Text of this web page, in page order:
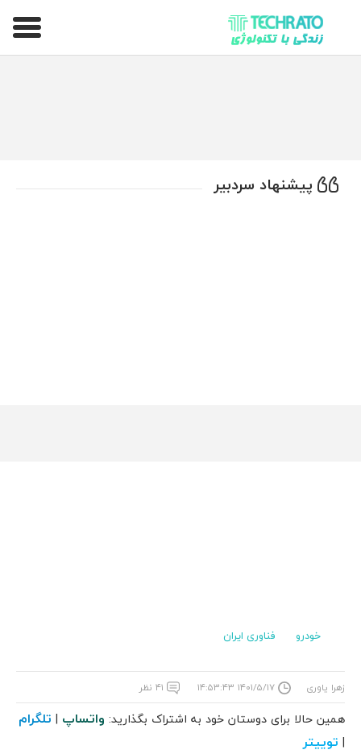
تکراتو – زندگی با تکنولوژی
پیشنهاد سردبیر
خودرو فناوری ایران
زهرا یاوری ۱۴۰۱/۵/۱۷ ۱۴:۵۳:۴۳ ۴۱ نظر
همین حالا برای دوستان خود به اشتراک بگذارید: واتساپ | تلگرام
| توییتر